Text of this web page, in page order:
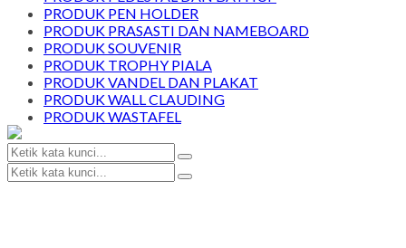
PRODUK PEN HOLDER
PRODUK PRASASTI DAN NAMEBOARD
PRODUK SOUVENIR
PRODUK TROPHY PIALA
PRODUK VANDEL DAN PLAKAT
PRODUK WALL CLAUDING
PRODUK WASTAFEL